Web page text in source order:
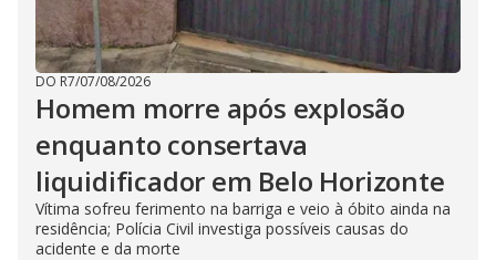
DO R7/07/08/2026
Homem morre após explosão
enquanto consertava
liquidificador em Belo Horizonte
Vítima sofreu ferimento na barriga e veio à óbito ainda na
residência; Polícia Civil investiga possíveis causas do
acidente e da morte